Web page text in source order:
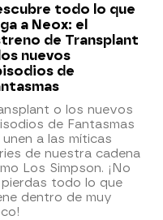
todo lo que
a Neox: el
de Transplant
nuevos
de
o los nuevos
de Fantasmas
unen a las míticas
de nuestra cadena
Los Simpson. ¡No
todo lo que
dentro de muy